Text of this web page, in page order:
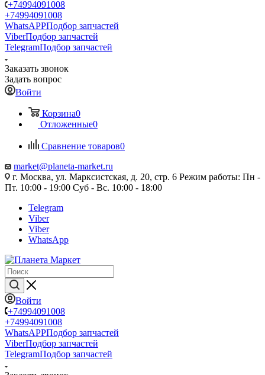
+74994091008
+74994091008
WhatsAPPПодбор запчастей
ViberПодбор запчастей
TelegramПодбор запчастей
Заказать звонок
Задать вопрос
Войти
Корзина0
Отложенные0
Сравнение товаров0
market@planeta-market.ru
г. Москва, ул. Марксистская, д. 20, стр. 6 Режим работы: Пн -
Пт. 10:00 - 19:00 Суб - Вс. 10:00 - 18:00
Telegram
Viber
Viber
WhatsApp
Войти
+74994091008
+74994091008
WhatsAPPПодбор запчастей
ViberПодбор запчастей
TelegramПодбор запчастей